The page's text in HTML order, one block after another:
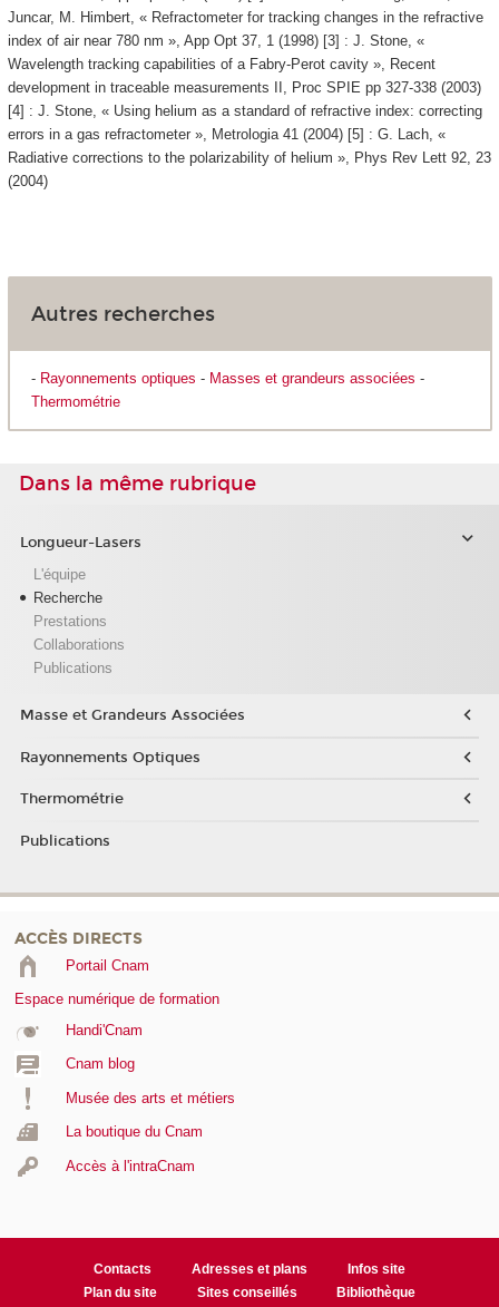
Juncar, M. Himbert, « Refractometer for tracking changes in the refractive
index of air near 780 nm », App Opt 37, 1 (1998) [3] : J. Stone, «
Wavelength tracking capabilities of a Fabry-Perot cavity », Recent
development in traceable measurements II, Proc SPIE pp 327-338 (2003)
[4] : J. Stone, « Using helium as a standard of refractive index: correcting
errors in a gas refractometer », Metrologia 41 (2004) [5] : G. Lach, «
Radiative corrections to the polarizability of helium », Phys Rev Lett 92, 23
(2004)
Autres recherches
- Rayonnements optiques - Masses et grandeurs associées -
Thermométrie
Dans la même rubrique
Longueur-Lasers
L'équipe
Recherche
Prestations
Collaborations
Publications
Masse et Grandeurs Associées
Rayonnements Optiques
Thermométrie
Publications
ACCÈS DIRECTS
Portail Cnam
Espace numérique de formation
Handi'Cnam
Cnam blog
Musée des arts et métiers
La boutique du Cnam
Accès à l'intraCnam
Contacts Adresses et plans
Infos site
Plan du site
Sites conseillés Bibliothèque